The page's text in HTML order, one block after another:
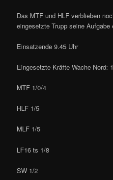
Das MTF und HLF verblieben
eingesetzte Trupp seine Aufgabe
Einsatzende 9.45 Uhr
Eingesetzte Kräfte Wache Nord:
MTF 1/0/4
HLF 1/5
MLF 1/5
LF16 ts 1/8
SW 1/2